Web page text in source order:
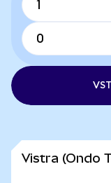
Vistra (Ondo